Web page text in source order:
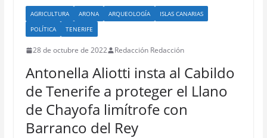
AGRICULTURA ARONA ARQUEOLOGÍA
ISLAS CANARIAS
POLÍTICA
TENERIFE
28 de octubre de 2022 Redacción Redacción
Antonella Aliotti insta al Cabildo
de Tenerife a proteger el Llano
de Chayofa limítrofe con
Barranco del Rey